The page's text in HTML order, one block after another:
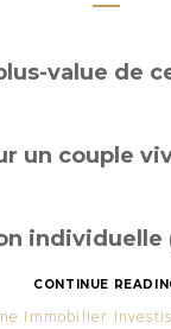
value de
un couple
individuelle
CONTINUE
Immobilier